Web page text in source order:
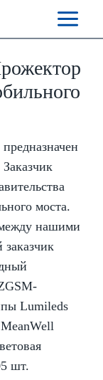
моста.
нашими
Lumileds
шт.